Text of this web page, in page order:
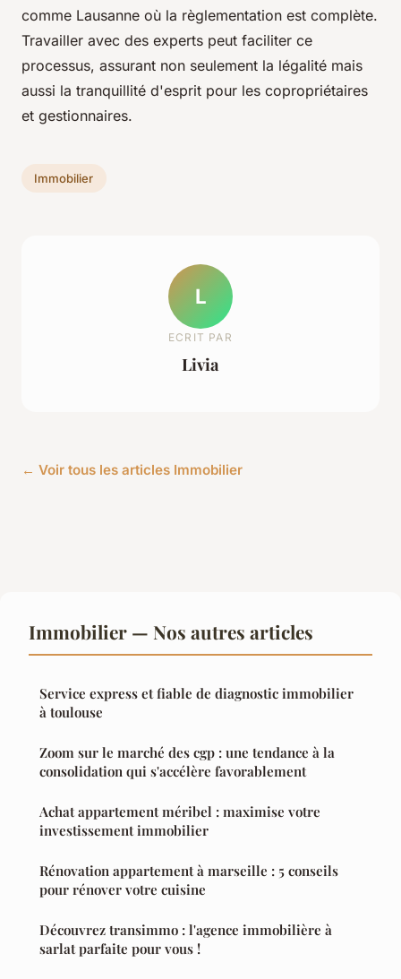
comme Lausanne où la règlementation est complète.
Travailler avec des experts peut faciliter ce
processus, assurant non seulement la légalité mais
aussi la tranquillité d'esprit pour les copropriétaires
et gestionnaires.
Immobilier
L
ECRIT PAR
Livia
← Voir tous les articles Immobilier
Immobilier — Nos autres articles
Service express et fiable de diagnostic immobilier
à toulouse
Zoom sur le marché des cgp : une tendance à la
consolidation qui s'accélère favorablement
Achat appartement méribel : maximise votre
investissement immobilier
Rénovation appartement à marseille : 5 conseils
pour rénover votre cuisine
Découvrez transimmo : l'agence immobilière à
sarlat parfaite pour vous !